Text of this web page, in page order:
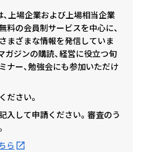
上場企業および上場相当企業
料の会員制サービスを中心に、
まざまな情報を発信していま
ガジンの購読、経営に役立つ旬
ナー、勉強会にも参加いただけ
ださい。
入して申請ください。審査のう
ら